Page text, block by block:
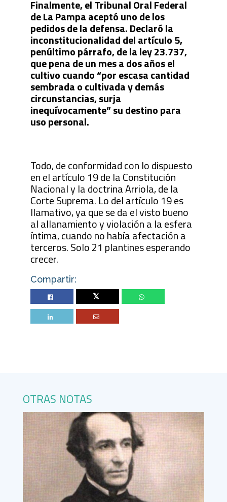
Finalmente, el Tribunal Oral Federal
de La Pampa aceptó uno de los
pedidos de la defensa. Declaró la
inconstitucionalidad del artículo 5,
penúltimo párrafo, de la ley 23.737,
que pena de un mes a dos años el
cultivo cuando “por escasa cantidad
sembrada o cultivada y demás
circunstancias, surja
inequívocamente” su destino para
uso personal.
Todo, de conformidad con lo dispuesto
en el artículo 19 de la Constitución
Nacional y la doctrina Arriola, de la
Corte Suprema. Lo del artículo 19 es
llamativo, ya que se da el visto bueno
al allanamiento y violación a la esfera
íntima, cuando no había afectación a
terceros. Solo 21 plantines esperando
crecer.
Compartir:
Twitter
OTRAS NOTAS